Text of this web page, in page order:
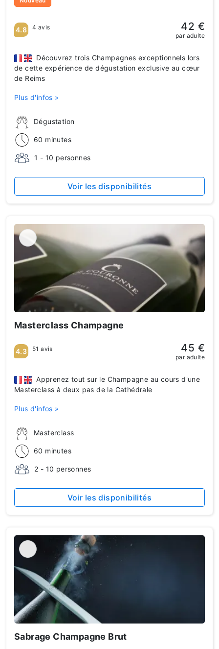
Dégustation
60 minutes
1 - 10 personnes
Découvrez trois Champagnes exceptionnels lors
de cette expérience de dégustation exclusive au cœur
de Reims
Plus d'infos »
4.8 4 avis 42 €
par adulte
Voir les disponibilités
Masterclass Champagne
Masterclass
60 minutes
2 - 10 personnes
​​​​​​​ Apprenez tout sur le Champagne au cours d'une
Masterclass à deux pas de la Cathédrale
Plus d'infos »
4.3 51 avis 45 €
par adulte
Voir les disponibilités
Sabrage Champagne Brut